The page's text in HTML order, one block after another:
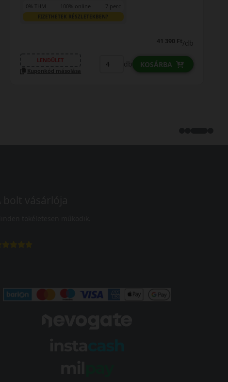
0% THM 100% online 7 perc
FIZETHETEK RÉSZLETEKBEN?
41 390 Ft/db
LENDÜLET
Kuponkód másolása
db KOSÁRBA